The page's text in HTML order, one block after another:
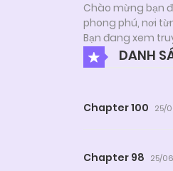
Chào mừng bạn
phong phú, nơi
Bạn đang xem
DANH
Chapter 100 25/
Chapter 98 25/